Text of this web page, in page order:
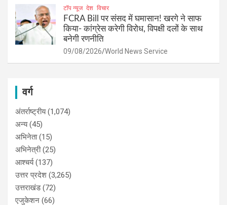
टॉप न्यूज देश विचार
FCRA Bill पर संसद में घमासान! खरगे ने साफ
किया- कांग्रेस करेगी विरोध, विपक्षी दलों के साथ
बनेगी रणनीति
09/08/2026 World News Service
वर्ग
अंतर्राष्ट्रीय(1,074)
अन्य(45)
अभिनेता(15)
अभिनेत्री(25)
आश्चर्य(137)
उत्तर प्रदेश (3,265)
उत्तराखंड(72)
एजुकेशन (66)